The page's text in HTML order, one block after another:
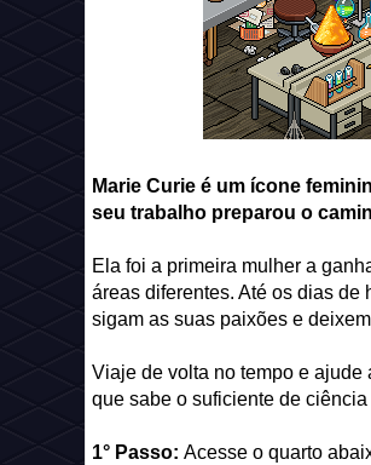
Marie Curie é um ícone
seu trabalho preparou o
Ela foi a primeira mulher a
áreas diferentes. Até os dias
sigam as suas paixões e
Viaje de volta no tempo e ajude
que sabe o suficiente de
1° Passo: Acesse o quarto